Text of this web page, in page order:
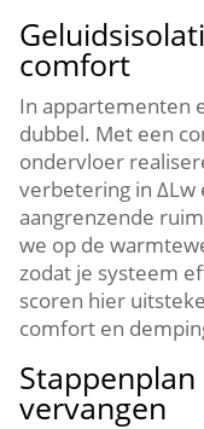
comfort
In appartementen
dubbel.​ Met een
ondervloer
verbetering in ΔLw
aangrenzende
we op de
zodat je systeem
scoren hier
comfort en
vervangen